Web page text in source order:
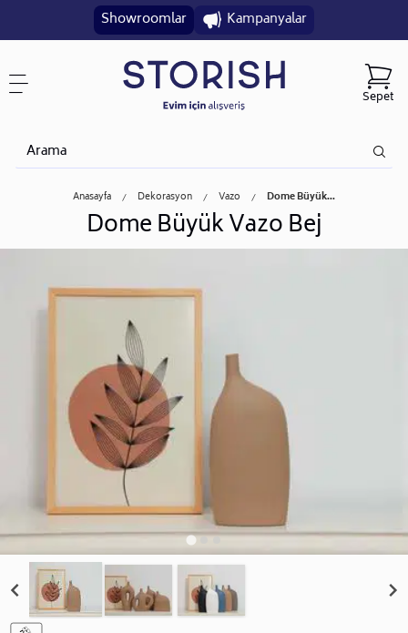
Showroomlar Kampanyalar
Sepet
Anasayfa Dekorasyon Vazo Dome Büyük...
Dome Büyük Vazo Bej